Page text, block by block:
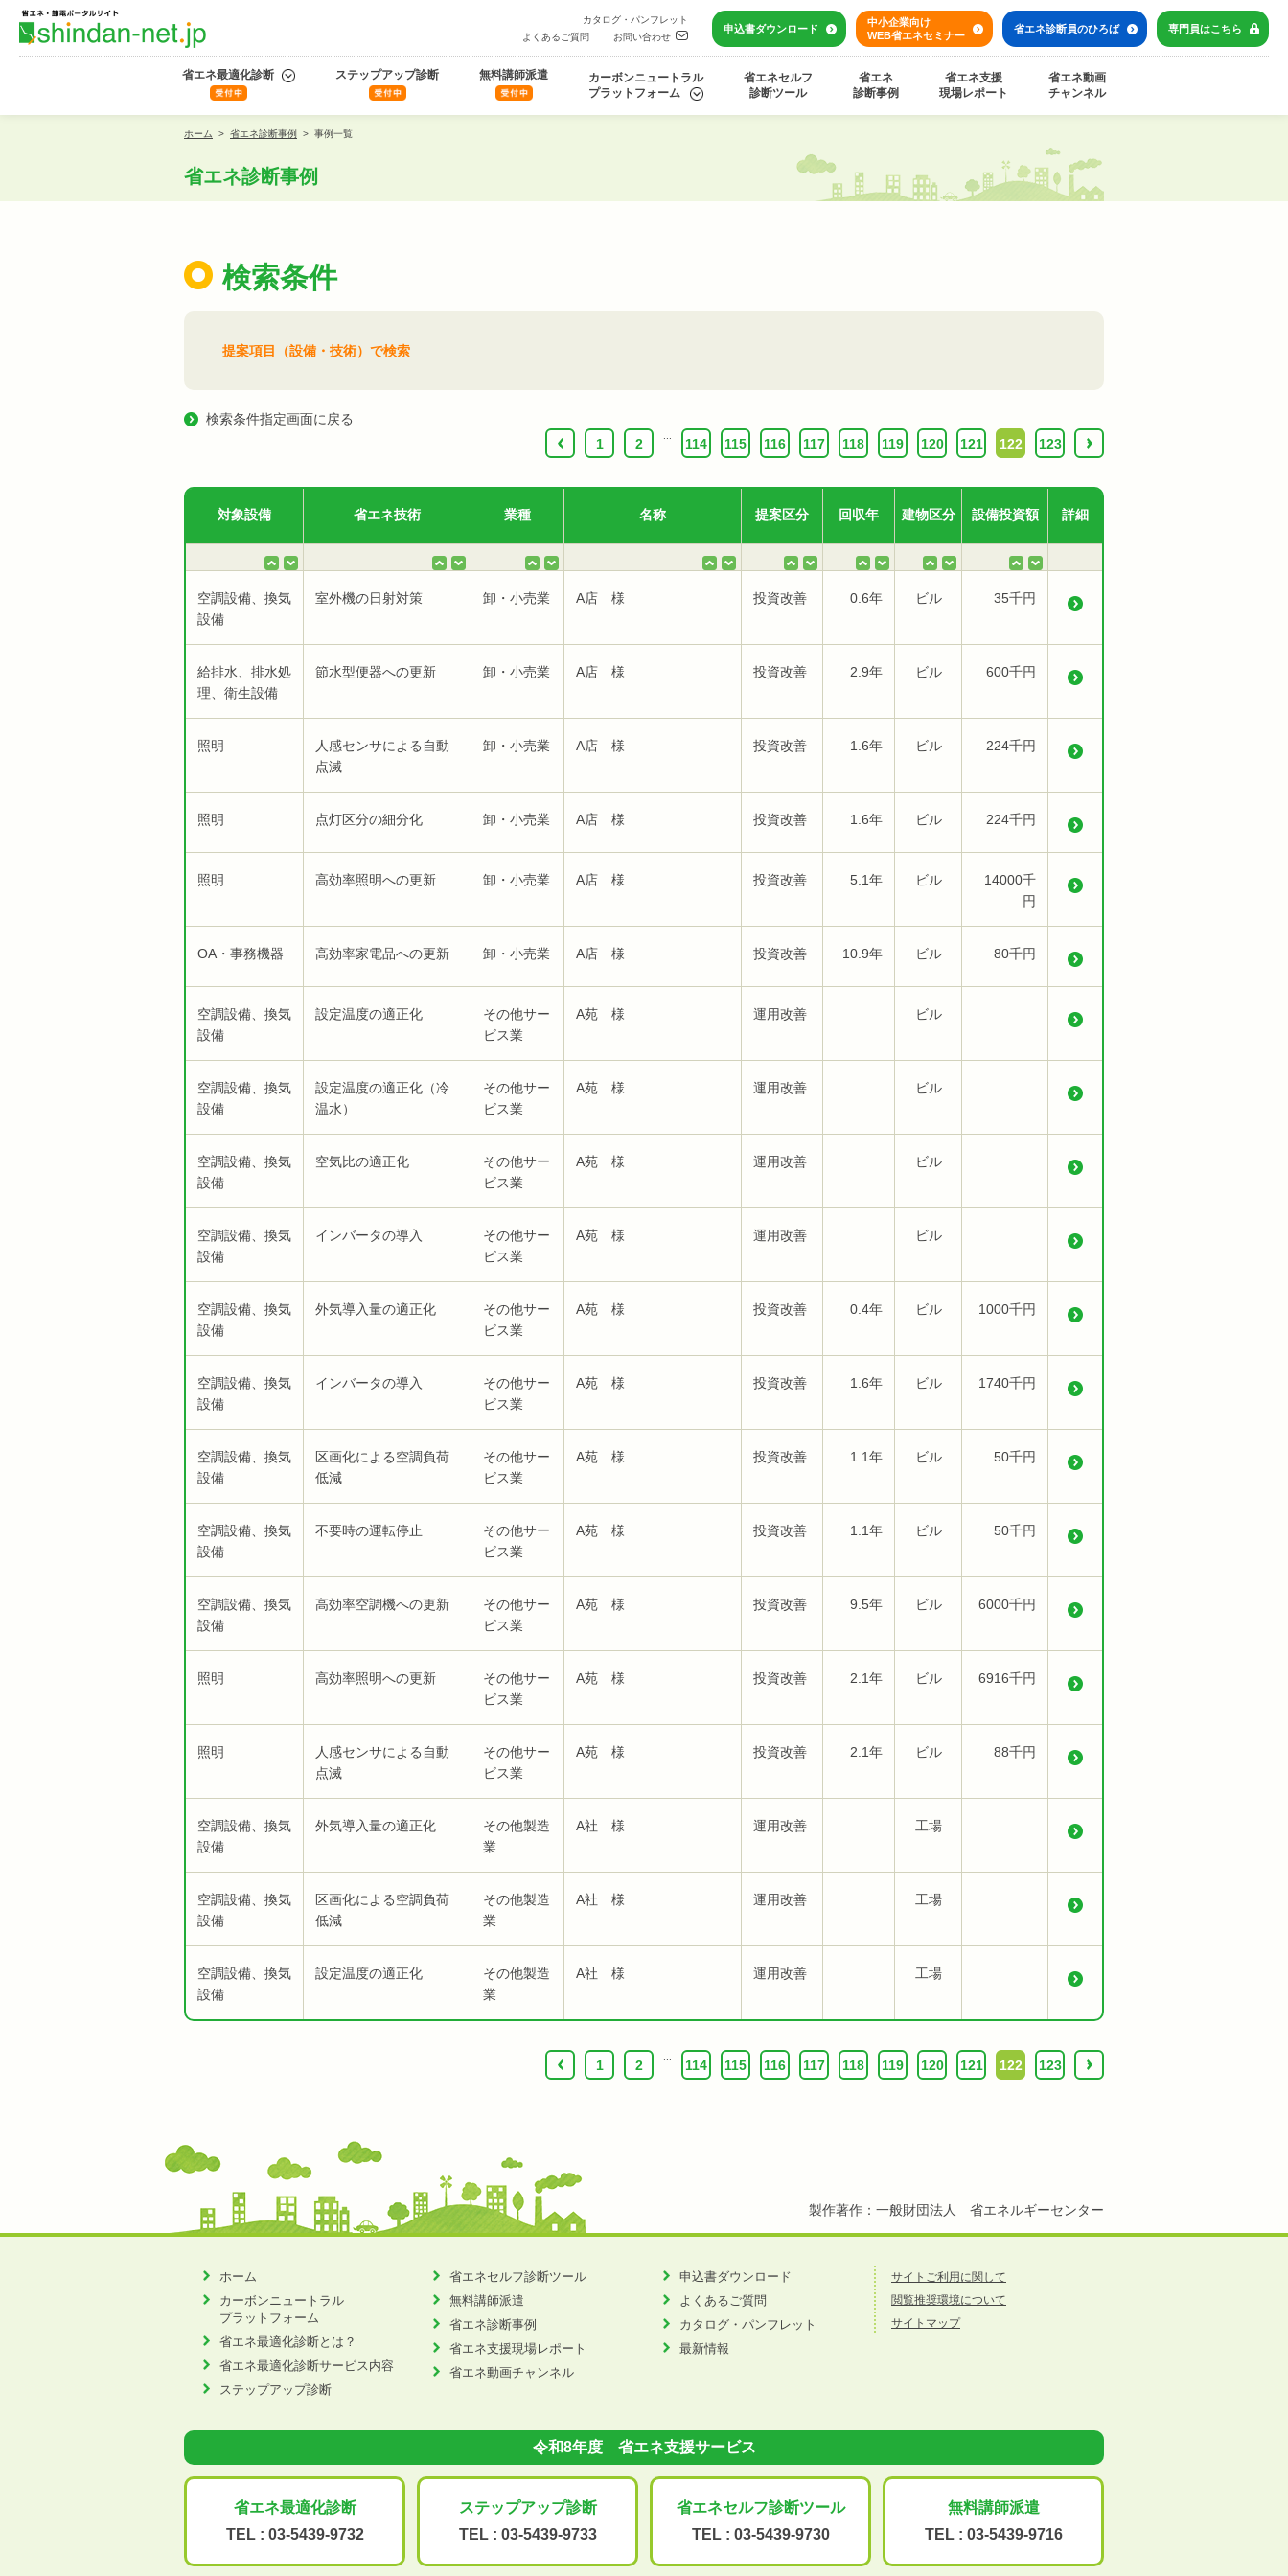
カタログ・パンフレット
よくあるご質問
お問い合わせ
申込書ダウンロード
中小企業向け
WEB省エネセミナー
省エネ診断員のひろば 専門員はこちら
省エネ最適化診断 ステップアップ診断 無料講師派遣
カーボンニュートラル
プラットフォーム
省エネセルフ
診断ツール
省エネ
診断事例
省エネ支援
現場レポート
省エネ動画
チャンネル
ホーム > 省エネ診断事例 > 事例一覧
省エネ診断事例
検索条件
提案項目（設備・技術）で検索
検索条件指定画面に戻る
‹
1 2 114 115 116 117 118 119 120 121 122 123 ›
対象設備 省エネ技術 業種 名称 提案区分 回収年 建物区分 設備投資額 詳細
空調設備、換気
設備
室外機の日射対策 卸・小売業 A店 様 投資改善 0.6年 ビル 35千円
給排水、排水処
理、衛生設備
節水型便器への更新 卸・小売業 A店 様 投資改善 2.9年 ビル 600千円
照明
人感センサによる自動
点滅
卸・小売業 A店 様 投資改善 1.6年 ビル 224千円
照明 点灯区分の細分化 卸・小売業 A店 様 投資改善 1.6年 ビル 224千円
照明 高効率照明への更新 卸・小売業 A店 様 投資改善 5.1年 ビル
14000千
円
OA・事務機器 高効率家電品への更新 卸・小売業 A店 様 投資改善 10.9年 ビル 80千円
空調設備、換気
設備
設定温度の適正化
その他サー
ビス業
A苑 様 運用改善 ビル
空調設備、換気
設備
設定温度の適正化（冷
温水）
その他サー
ビス業
A苑 様 運用改善 ビル
空調設備、換気
設備
空気比の適正化
その他サー
ビス業
A苑 様 運用改善 ビル
空調設備、換気
設備
インバータの導入
その他サー
ビス業
A苑 様 運用改善 ビル
空調設備、換気
設備
外気導入量の適正化
その他サー
ビス業
A苑 様 投資改善 0.4年 ビル 1000千円
空調設備、換気
設備
インバータの導入
その他サー
ビス業
A苑 様 投資改善 1.6年 ビル 1740千円
空調設備、換気
設備
区画化による空調負荷
低減
その他サー
ビス業
A苑 様 投資改善 1.1年 ビル 50千円
空調設備、換気
設備
不要時の運転停止
その他サー
ビス業
A苑 様 投資改善 1.1年 ビル 50千円
空調設備、換気
設備
高効率空調機への更新
その他サー
ビス業
A苑 様 投資改善 9.5年 ビル 6000千円
照明 高効率照明への更新
その他サー
ビス業
A苑 様 投資改善 2.1年 ビル 6916千円
照明
人感センサによる自動
点滅
その他サー
ビス業
A苑 様 投資改善 2.1年 ビル 88千円
空調設備、換気
設備
外気導入量の適正化
その他製造
業
A社 様 運用改善 工場
空調設備、換気
設備
区画化による空調負荷
低減
その他製造
業
A社 様 運用改善 工場
空調設備、換気
設備
設定温度の適正化
その他製造
業
A社 様 運用改善 工場
‹ 1 2 114 115 116 117 118 119 120 121 122 123 ›
製作著作：一般財団法人 省エネルギーセンター
ホーム
カーボンニュートラル
プラットフォーム
省エネ最適化診断とは？
省エネ最適化診断サービス内容
ステップアップ診断
省エネセルフ診断ツール
無料講師派遣
省エネ診断事例
省エネ支援現場レポート
省エネ動画チャンネル
申込書ダウンロード
よくあるご質問
カタログ・パンフレット
最新情報
サイトご利用に関して
閲覧推奨環境について
サイトマップ
令和8年度 省エネ支援サービス
省エネ最適化診断
TEL : 03-5439-9732
ステップアップ診断
TEL : 03-5439-9733
省エネセルフ診断ツール
TEL : 03-5439-9730
無料講師派遣
TEL : 03-5439-9716